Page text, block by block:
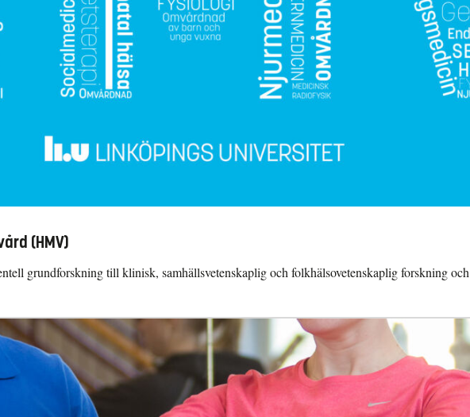
(HMV)
grundforskning till klinisk, samhällsvetenskaplig och folkhälsovetenskaplig forskning